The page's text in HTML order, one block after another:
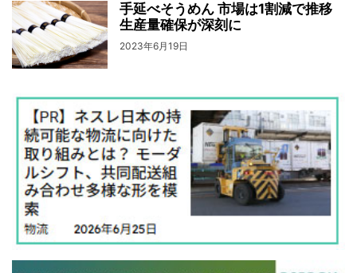
手延べそうめん 市場は1割減で推移
生産量確保が深刻に
2023年6月19日